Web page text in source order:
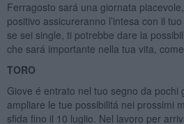
Ferragosto sará una giornata
positivo assicureranno l’intesa con il
se sei single, ti potrebbe dare la
che sará importante nella tua vita,
TORO
Giove é entrato nel tuo segno da pochi
ampliare le tue possibilitá nei prossimi
sfida fino il 10 luglio. Nel lavoro per